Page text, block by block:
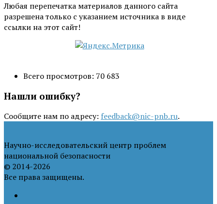
Любая перепечатка материалов данного сайта
разрешена только с указанием источника в виде
ссылки на этот сайт!
Всего просмотров: 70 683
Нашли ошибку?
Сообщите нам по адресу: feedback@nic-pnb.ru.
Научно-исследовательский центр проблем
национальной безопасности
© 2014-2026
Все права защищены.